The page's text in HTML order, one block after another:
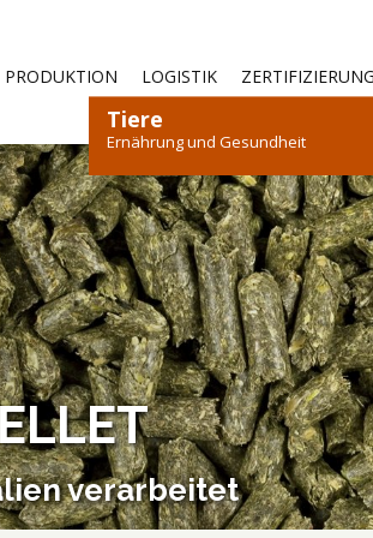
PRODUKTION LOGISTIK ZERTIFIZIERUNG
Tiere
Ernährung und Gesundheit
UND ZIEGEN KANINCHEN
BROSCHÜRE
HEU STROH
BROSCHÜRE
verarbeitet